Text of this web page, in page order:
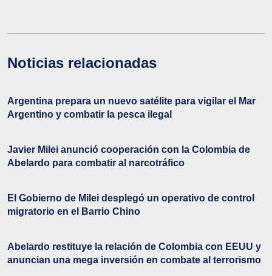
Noticias relacionadas
Argentina prepara un nuevo satélite para vigilar el Mar
Argentino y combatir la pesca ilegal
Javier Milei anunció cooperación con la Colombia de
Abelardo para combatir al narcotráfico
El Gobierno de Milei desplegó un operativo de control
migratorio en el Barrio Chino
Abelardo restituye la relación de Colombia con EEUU y
anuncian una mega inversión en combate al terrorismo